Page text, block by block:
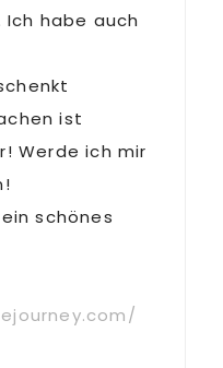
Ich habe auch
ist
Werde ich mir
schönes